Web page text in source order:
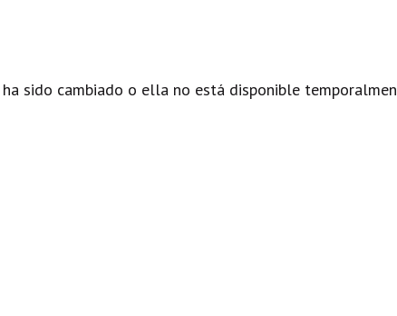
sido cambiado o ella no está disponible